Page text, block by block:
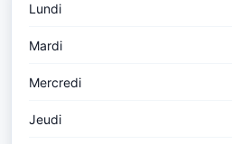
Lundi
Mardi
Mercredi
Jeudi